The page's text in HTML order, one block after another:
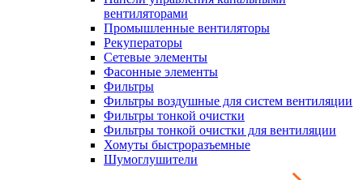
вентиляторами
Промышленные вентиляторы
Рекуператоры
Сетевые элементы
Фасонные элементы
Фильтры
Фильтры воздушные для систем вентиляции
Фильтры тонкой очистки
Фильтры тонкой очистки для вентиляции
Хомуты быстроразъемные
Шумоглушители